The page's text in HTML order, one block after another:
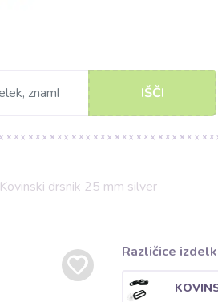
IŠČI
Kovinski drsnik 25 mm silver
Različice